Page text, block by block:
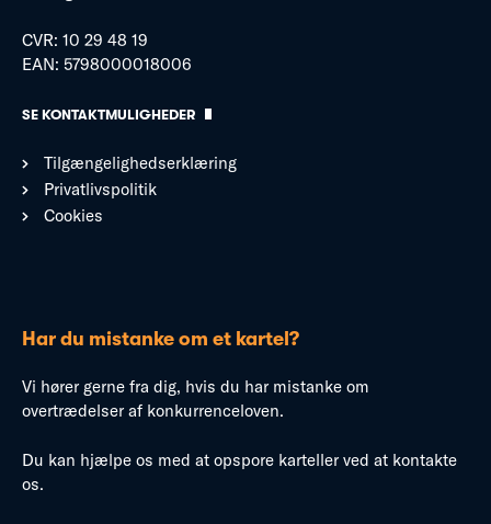
CVR: 10 29 48 19
EAN: 5798000018006
SE KONTAKTMULIGHEDER
Tilgængelighedserklæring
Privatlivspolitik
Cookies
Har du mistanke om et kartel?
Vi hører gerne fra dig, hvis du har mistanke om
overtrædelser af konkurrenceloven.
Du kan hjælpe os med at opspore karteller ved at kontakte
os.